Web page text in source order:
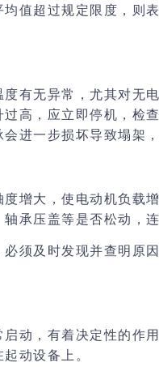
值超过规定限度，则
有无异常，尤其对无
高，应立即停机，检
进一步损坏导致塌架
增大，使电动机负载
承压盖等是否松动，
须及时发现并查明原
动，有着决定性的作
动设备上。